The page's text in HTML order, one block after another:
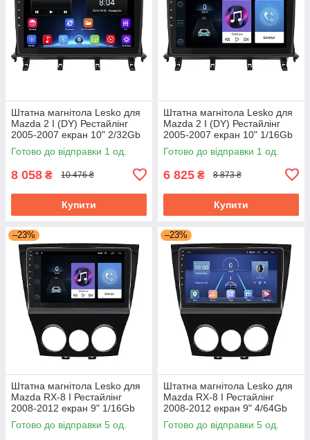
Штатна магнітола Lesko для
Mazda 2 I (DY) Рестайлінг
2005-2007 екран 10" 2/32Gb
Wi-Fi GPS Base Мазда
Готово до відправки 1 од.
8 058 ₴ 10 476 ₴
Купити
Штатна магнітола Lesko для
Mazda 2 I (DY) Рестайлінг
2005-2007 екран 10" 1/16Gb
Wi-Fi GPS Base Мазда
Готово до відправки 1 од.
6 825 ₴ 8 873 ₴
Купити
–23%
Штатна магнітола Lesko для
Mazda RX-8 I Рестайлінг
2008-2012 екран 9" 1/16Gb
Wi-Fi GPS Base
Готово до відправки 5 од.
–23%
Штатна магнітола Lesko для
Mazda RX-8 I Рестайлінг
2008-2012 екран 9" 4/64Gb
4G Wi-Fi GPS Top
Готово до відправки 5 од.